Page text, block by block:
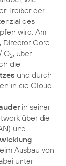
Treiber der
des
wird. Am
, Director Core
O2, über
die
und durch
in die Cloud.
in seiner
über die
und
Ausbau von
unter